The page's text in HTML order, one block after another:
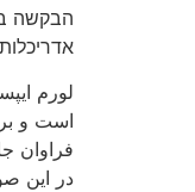
הבקשה
لورم
است و
فراوان
در این